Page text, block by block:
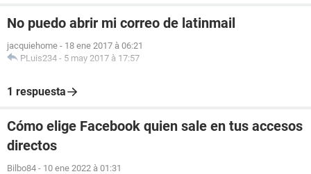
No puedo abrir mi correo de latinmail
jacquiehome - 18 ene 2017 à 06:21
PLuis234 - 5 may 2017 à 17:57
1 respuesta
Cómo elige Facebook quien sale en tus accesos
directos
Bilbo84 - 10 ene 2022 à 01:31